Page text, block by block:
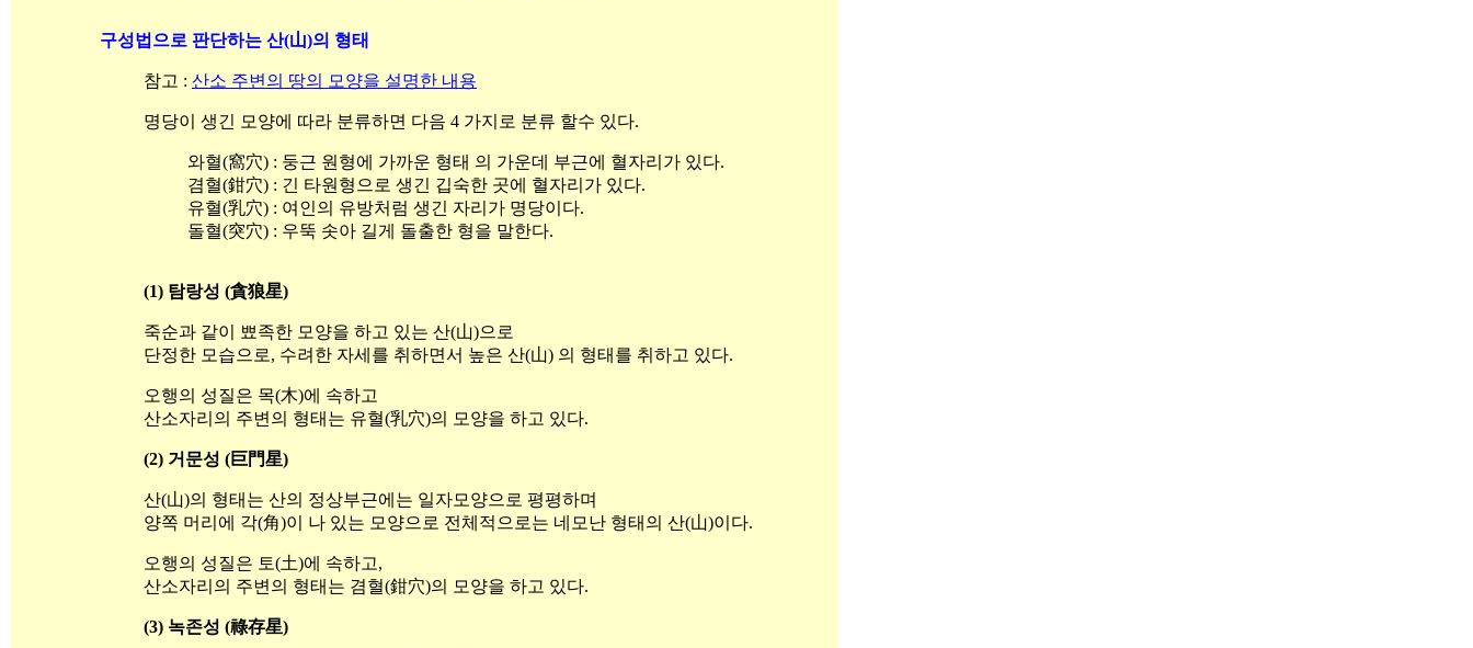
구성법으로 판단하는 산(山)의 형태
참고 : 산소 주변의 땅의 모양을 설명한 내용
명당이 생긴 모양에 따라 분류하면 다음 4 가지로 분류 할수 있다.
와혈(窩穴) : 둥근 원형에 가까운 형태 의 가운데 부근에 혈자리가 있다.
겸혈(鉗穴) : 긴 타원형으로 생긴 깁숙한 곳에 혈자리가 있다.
유혈(乳穴) : 여인의 유방처럼 생긴 자리가 명당이다.
돌혈(突穴) : 우뚝 솟아 길게 돌출한 형을 말한다.
(1) 탐랑성 (貪狼星)
죽순과 같이 뾰족한 모양을 하고 있는 산(山)으로
단정한 모습으로, 수려한 자세를 취하면서 높은 산(山) 의 형태를 취하고 있다.
오행의 성질은 목(木)에 속하고
산소자리의 주변의 형태는 유혈(乳穴)의 모양을 하고 있다.
(2) 거문성 (巨門星)
산(山)의 형태는 산의 정상부근에는 일자모양으로 평평하며
양쪽 머리에 각(角)이 나 있는 모양으로 전체적으로는 네모난 형태의 산(山)이다.
오행의 성질은 토(土)에 속하고,
산소자리의 주변의 형태는 겸혈(鉗穴)의 모양을 하고 있다.
(3) 녹존성 (祿存星)